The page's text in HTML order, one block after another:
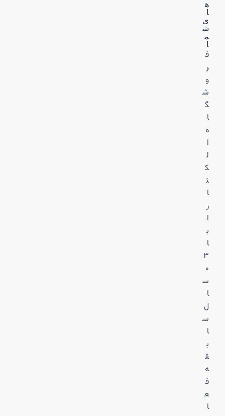
ه
ا
ی
ش
م
ا
ف
ر
و
ش
گ
ا
ه
ا
ل
ک
ت
ا
ر
ا
ب
ا
۳
۰
س
ا
ل
س
ا
ب
ق
ه
ف
ع
ا